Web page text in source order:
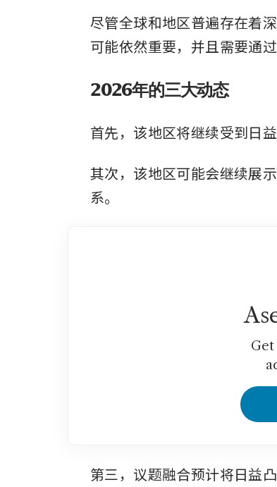
尽管全球和地区普遍存在着
可能依然重要，并且需要通
2026年的三大动态
首先，该地区将继续受到日
其次，该地区可能会继续展
系。
Get
第三，议题融合预计将日益